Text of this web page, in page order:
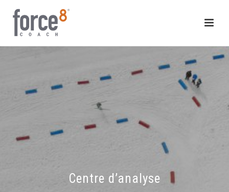
Centre d’analyse